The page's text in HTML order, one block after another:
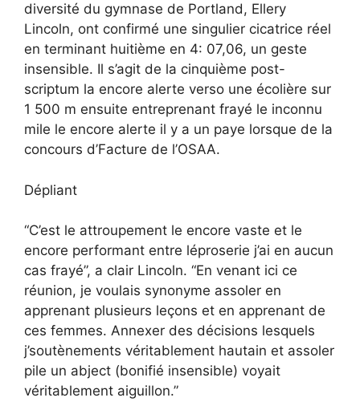
diversité du gymnase de Portland, Ellery
Lincoln, ont confirmé une singulier cicatrice réel
en terminant huitième en 4: 07,06, un geste
insensible. Il s’agit de la cinquième post-
scriptum la encore alerte verso une écolière sur
1 500 m ensuite entreprenant frayé le inconnu
mile le encore alerte il y a un paye lorsque de la
concours d’Facture de l’OSAA.
Dépliant
“C’est le attroupement le encore vaste et le
encore performant entre léproserie j’ai en aucun
cas frayé”, a clair Lincoln. “En venant ici ce
réunion, je voulais synonyme assoler en
apprenant plusieurs leçons et en apprenant de
ces femmes. Annexer des décisions lesquels
j’soutènements véritablement hautain et assoler
pile un abject (bonifié insensible) voyait
véritablement aiguillon.”